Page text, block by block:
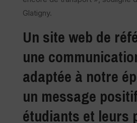
Glatigny.
Un site web de
une
adaptée à notre
un message
étudiants et leurs